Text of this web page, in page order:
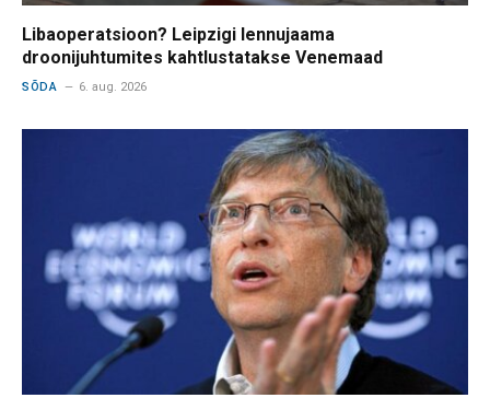
Libaoperatsioon? Leipzigi lennujaama
droonijuhtumites kahtlustatakse Venemaad
SÕDA 6. aug. 2026